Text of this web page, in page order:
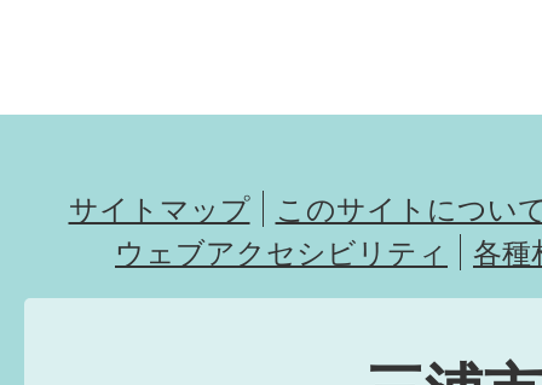
サイトマップ
このサイトについ
ウェブアクセシビリティ
各種